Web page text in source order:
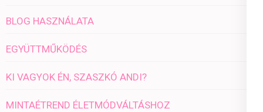
BLOG HASZNÁLATA
EGYÜTTMŰKÖDÉS
KI VAGYOK ÉN, SZASZKÓ ANDI?
MINTAÉTREND ÉLETMÓDVÁLTÁSHOZ